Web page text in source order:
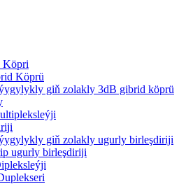
Köpri
Köprü
giň zolakly 3dB gibrid köprü
giň zolakly ugurly birleşdiriji
ugurly birleşdiriji